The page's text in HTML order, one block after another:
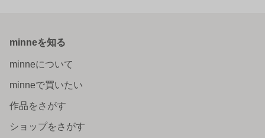
minneを知る
minneについて
minneで買いたい
作品をさがす
ショップをさがす